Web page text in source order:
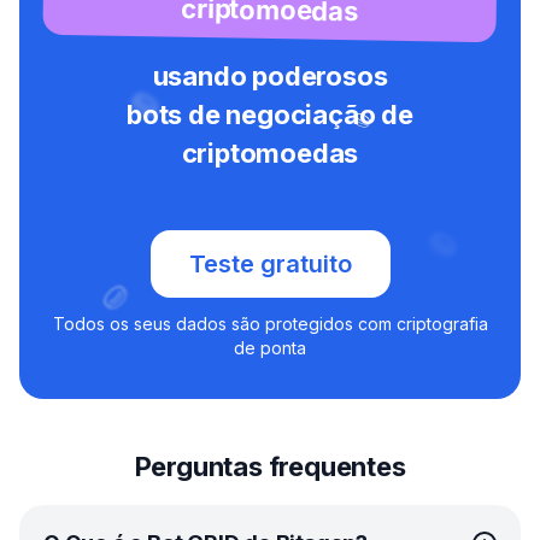
criptomoedas
usando poderosos
bots de negociação de
criptomoedas
Teste gratuito
Todos os seus dados são protegidos com criptografia
de ponta
Perguntas frequentes